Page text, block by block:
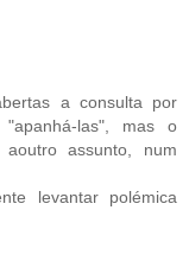
a consulta por
las", mas o
assunto, num
levantar polémica